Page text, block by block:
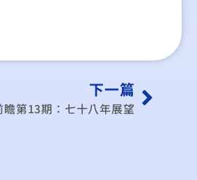
下一篇
瞻第13期：七十八年展望